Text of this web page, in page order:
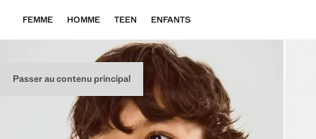
Passer au contenu principal
FEMME HOMME TEEN ENFANTS